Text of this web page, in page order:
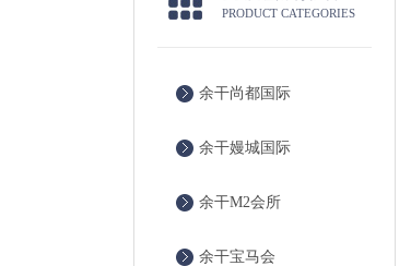
PRODUCT CATEGORIES
余干尚都国际
余干嫚城国际
余干M2会所
余干宝马会